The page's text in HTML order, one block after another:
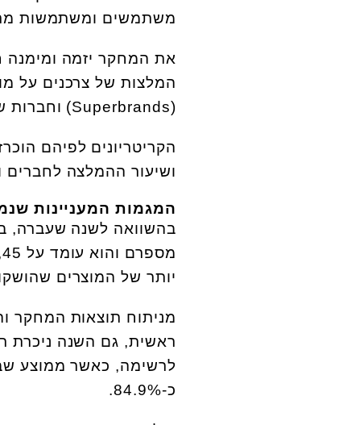
משתמשים ומשתמשות
המלצות של צרכנים על
(Superbrands) וחברות שהגיעו לאיזון בין נשים וגברים בדרגי ניהול.
הקריטריונים לפיהם
ושיעור ההמלצה
המגמות המעניינות
יותר של המוצרים
מניתוח תוצאות המחקר
ראשית, גם השנה ניכרת
כ-84.9%.